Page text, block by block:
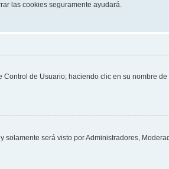
las cookies seguramente ayudará.
de Usuario; haciendo clic en su nombre
solamente será visto por Administradores,